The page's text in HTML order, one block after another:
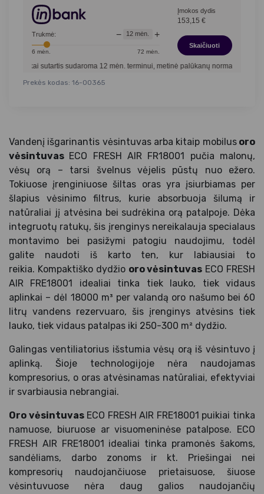
Trukmė: − 12 mėn. +
6 mėn. 72 mėn.
Įmokos dydis
153,15 €
Skaičiuoti
sutartis sudaroma12mėn. terminui, metinė palūkanų norma –12,90%
Prekės kodas: 16-00365
Vandenį išgarinantis vėsintuvas arba kitaip mobilusoro
vėsintuvas ECO FRESH AIR FR18001 pučia malonų,
vėsų orą – tarsi švelnus vėjelis pūstų nuo ežero.
Tokiuose įrenginiuose šiltas oras yra įsiurbiamas per
šlapius vėsinimo filtrus, kurie absorbuoja šilumą ir
natūraliai jį atvėsina bei sudrėkina orą patalpoje. Dėka
integruotų ratukų, šis įrenginys nereikalauja specialaus
montavimo bei pasižymi patogiu naudojimu, todėl
galite naudoti iš karto ten, kur labiausiai to
reikia. Kompaktiško dydžio oro vėsintuvas ECO FRESH
AIR FRE18001 idealiai tinka tiek lauko, tiek vidaus
aplinkai – dėl 18000 m³ per valandą oro našumo bei 60
litrų vandens rezervuaro, šis įrenginys atvėsins tiek
lauko, tiek vidaus patalpas iki 250-300 m² dydžio.
Galingas ventiliatorius išstumia vėsų orą iš vėsintuvo į
aplinką. Šioje technologijoje nėra naudojamas
kompresorius, o oras atvėsinamas natūraliai, efektyviai
ir svarbiausia nebrangiai.
Oro vėsintuvasECO FRESH AIR FRE18001 puikiai tinka
namuose, biuruose ar visuomeninėse patalpose. ECO
FRESH AIR FRE18001 idealiai tinka pramonės šakoms,
sandėliams, darbo zonoms ir kt. Priešingai nei
kompresorių naudojančiuose prietaisuose, šiuose
vėsintuvuose nėra daug galios naudojančių